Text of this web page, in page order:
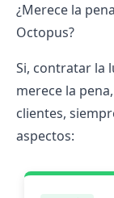
¿Merece la
Octopus?
Si, contratar la
merece la
clientes,
aspectos: